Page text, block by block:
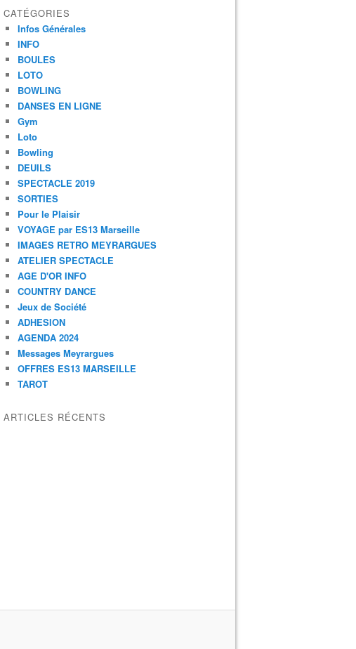
CATÉGORIES
Infos Générales
INFO
BOULES
LOTO
BOWLING
DANSES EN LIGNE
Gym
Loto
Bowling
DEUILS
SPECTACLE 2019
SORTIES
Pour le Plaisir
VOYAGE par ES13 Marseille
IMAGES RETRO MEYRARGUES
ATELIER SPECTACLE
AGE D'OR INFO
COUNTRY DANCE
Jeux de Société
ADHESION
AGENDA 2024
Messages Meyrargues
OFFRES ES13 MARSEILLE
TAROT
ARTICLES RÉCENTS